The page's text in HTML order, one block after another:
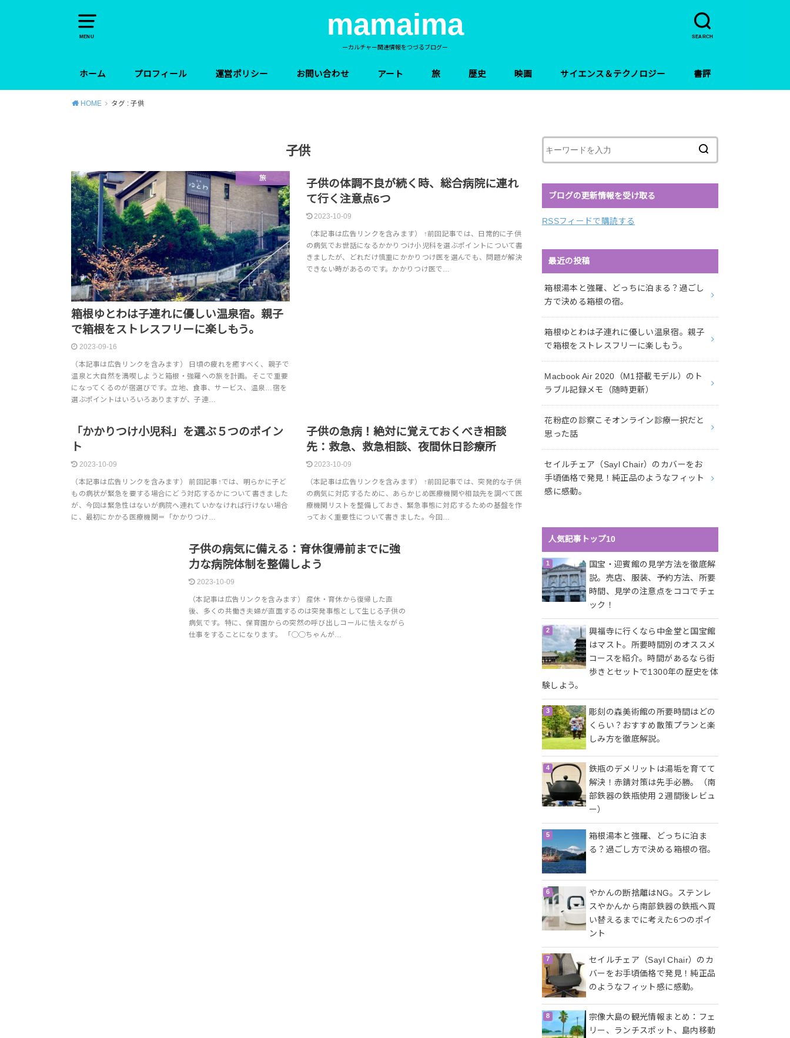
MENU SEARCH
mamaima
ーカルチャー関連情報をつづるブログー
ホーム プロフィール 運営ポリシー お問い合わせ アート 旅 歴史 映画 サイエンス＆テクノロジー 書評
HOME タグ : 子供
子供
旅
箱根ゆとわは子連れに優しい温泉宿。親子
で箱根をストレスフリーに楽しもう。
2023-09-16
（本記事は広告リンクを含みます） 日頃の疲れを癒すべく、親子で
温泉と大自然を満喫しようと箱根・強羅への旅を計画。そこで重要
になってくるのが宿選びです。立地、食事、サービス、温泉…宿を
選ぶポイントはいろいろありますが、子連…
子どもと暮らす
子供の体調不良が続く時、総合病院に連れ
て行く注意点6つ
2023-10-09
（本記事は広告リンクを含みます） ↑前回記事では、日常的に子供
の病気でお世話になるかかりつけ小児科を選ぶポイントについて書
きましたが、どれだけ慎重にかかりつけ医を選んでも、問題が解決
できない時があるのです。かかりつけ医で…
子どもと暮らす
「かかりつけ小児科」を選ぶ５つのポイン
ト
2023-10-09
（本記事は広告リンクを含みます） 前回記事↑では、明らかに子ど
もの病状が緊急を要する場合にどう対応するかについて書きました
が、今回は緊急性はないが病院へ連れていかなければ行けない場合
に、最初にかかる医療機関＝「かかりつけ…
子どもと暮らす
子供の急病！絶対に覚えておくべき相談
先：救急、救急相談、夜間休日診療所
2023-10-09
（本記事は広告リンクを含みます） ↑前回記事では、突発的な子供
の病気に対応するために、あらかじめ医療機関や相談先を調べて医
療機関リストを整備しておき、緊急事態に対応するための基盤を作
っておく重要性について書きました。今回…
子どもと暮らす
子供の病気に備える：育休復帰前までに強
力な病院体制を整備しよう
2023-10-09
（本記事は広告リンクを含みます） 産休・育休から復帰した直
後、多くの共働き夫婦が直面するのは突発事態として生じる子供の
病気です。特に、保育園からの突然の呼び出しコールに怯えながら
仕事をすることになります。 「◯◯ちゃんが…
ブログの更新情報を受け取る
RSSフィードで購読する
最近の投稿
箱根湯本と強羅、どっちに泊まる？過ごし
方で決める箱根の宿。
箱根ゆとわは子連れに優しい温泉宿。親子
で箱根をストレスフリーに楽しもう。
Macbook Air 2020（M1搭載モデル）のト
ラブル記録メモ（随時更新）
花粉症の診察こそオンライン診療一択だと
思った話
セイルチェア（Sayl Chair）のカバーをお
手頃価格で発見！純正品のようなフィット
感に感動。
人気記事トップ10
国宝・迎賓館の見学方法を徹底解
説。売店、服装、予約方法、所要
時間、見学の注意点をココでチェ
ック！
興福寺に行くなら中金堂と国宝館
はマスト。所要時間別のオススメ
コースを紹介。時間があるなら街
歩きとセットで1300年の歴史を体
験しよう。
彫刻の森美術館の所要時間はどの
くらい？おすすめ散策プランと楽
しみ方を徹底解説。
鉄瓶のデメリットは湯垢を育てて
解決！赤錆対策は先手必勝。（南
部鉄器の鉄瓶使用２週間後レビュ
ー）
箱根湯本と強羅、どっちに泊ま
る？過ごし方で決める箱根の宿。
やかんの断捨離はNG。ステンレ
スやかんから南部鉄器の鉄瓶へ買
い替えるまでに考えた6つのポイ
ント
セイルチェア（Sayl Chair）のカ
バーをお手頃価格で発見！純正品
のようなフィット感に感動。
宗像大島の観光情報まとめ：フェ
リー、ランチスポット、島内移動